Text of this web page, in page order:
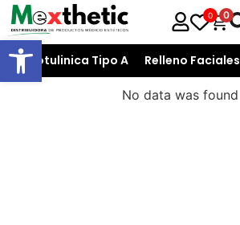
Open toolbar
0 0
T. Botulinica Tipo A Relleno Faciales
No data was found